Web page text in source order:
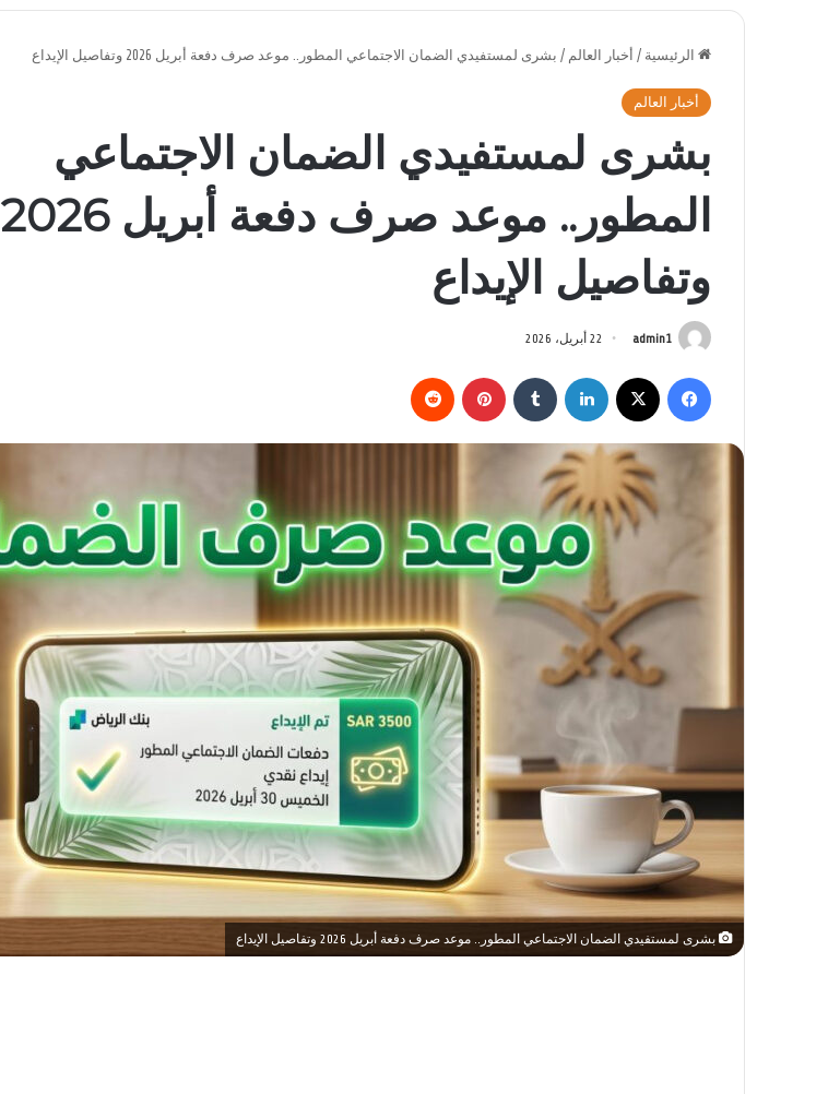
الرئيسية / أخبار العالم / بشرى لمستفيدي الضمان الاجتماعي المطور.. موعد صرف دفعة أبريل 2026 وتفاصيل الإيداع
أخبار العالم
بشرى لمستفيدي الضمان الاجتماعي
المطور.. موعد صرف دفعة أبريل 2026
وتفاصيل الإيداع
admin1 22 أبريل، 2026
فيسبوك لينكدإن بينتيريست
بشرى لمستفيدي الضمان الاجتماعي المطور.. موعد صرف دفعة أبريل 2026 وتفاصيل الإيداع